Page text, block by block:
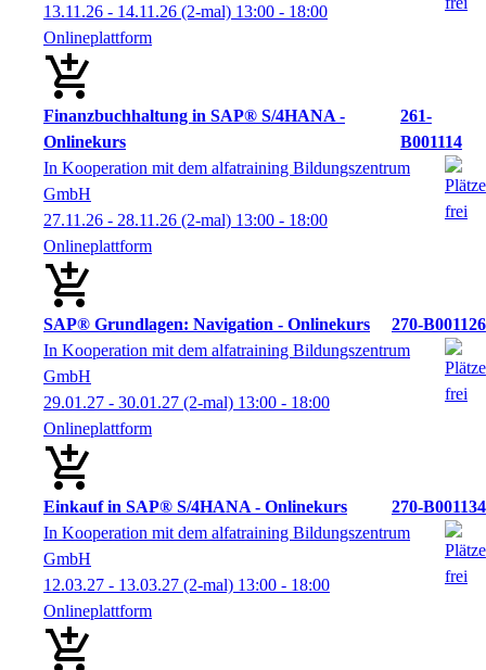
13.11.26 - 14.11.26 (2-mal) 13:00 - 18:00
Onlineplattform
Finanzbuchhaltung in SAP® S/4HANA -
Onlinekurs
261-
B001114
In Kooperation mit dem alfatraining Bildungszentrum
GmbH
27.11.26 - 28.11.26 (2-mal) 13:00 - 18:00
Onlineplattform
SAP® Grundlagen: Navigation - Onlinekurs
270-B001126
In Kooperation mit dem alfatraining Bildungszentrum
GmbH
29.01.27 - 30.01.27 (2-mal) 13:00 - 18:00
Onlineplattform
Einkauf in SAP® S/4HANA - Onlinekurs
270-B001134
In Kooperation mit dem alfatraining Bildungszentrum
GmbH
12.03.27 - 13.03.27 (2-mal) 13:00 - 18:00
Onlineplattform